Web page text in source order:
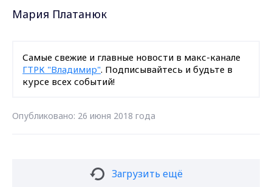
Мария Платанюк
Самые свежие и главные новости в макс-канале
ГТРК "Владимир". Подписывайтесь и будьте в
курсе всех событий!
Опубликовано: 26 июня 2018 года
Загрузить ещё